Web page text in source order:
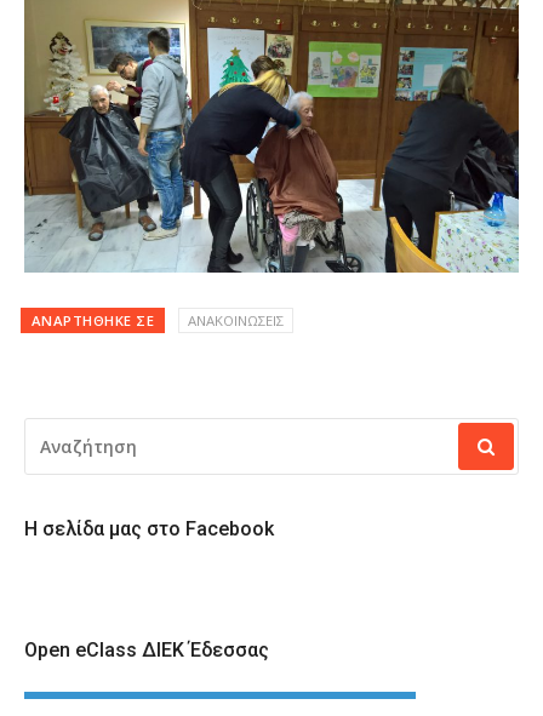
ΑΝΑΡΤΉΘΗΚΕ ΣΕ ΑΝΑΚΟΙΝΩΣΕΙΣ
ΓΙΑ:
Η σελίδα μας στο Facebook
Open eClass ΔΙΕΚ Έδεσσας